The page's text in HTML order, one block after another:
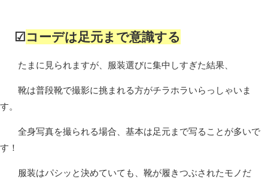
☑コーデは足元まで意識する
たまに見られますが、服装選びに集中しすぎた結果、
靴は普段靴で撮影に挑まれる方がチラホラいらっしゃいま
す。
全身写真を撮られる場合、基本は足元まで写ることが多いで
す！
服装はパシッと決めていても、靴が履きつぶされたモノだ